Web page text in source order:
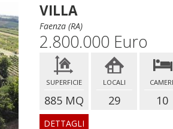
VILLA
Faenza (RA)
2.800.000 Euro
SUPERFICIE
885 MQ
LOCALI
29 10
DETTAGLI